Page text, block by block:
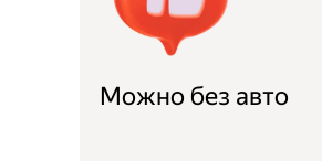
Можно без авто